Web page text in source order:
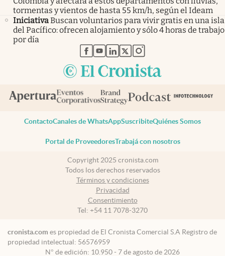
tormentas y vientos de hasta 55 km/h, según el Ideam
IniciativaBuscan voluntarios para vivir gratis en una isla
del Pacífico: ofrecen alojamiento y sólo 4 horas de trabajo
por día
abre en nueva pestaña
abre en nueva pestaña
abre en nueva pestaña
abre en nueva pestaña
abre en nueva pestaña
ContactoCanales de WhatsAppSuscribiteQuiénes Somos
Portal de ProveedoresTrabajá con nosotros
Copyright 2025 cronista.com
Todos los derechos reservados
Términos y condiciones
Privacidad
Consentimiento
Tel: +54 11 7078-3270
cronista.com es propiedad de El Cronista Comercial S.A Registro de
propiedad intelectual: 56576959
N° de edición: 10.950 - 7 de agosto de 2026